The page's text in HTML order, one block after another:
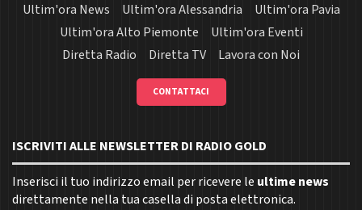
Ultim'ora News
Ultim'ora Alessandria
Ultim'ora Pavia
Ultim'ora Alto Piemonte
Ultim'ora Eventi
Diretta Radio
Diretta TV Lavora con Noi
CONTATTACI
ISCRIVITI ALLE NEWSLETTER DI RADIO GOLD
Inserisci il tuo indirizzo email per ricevere le ultime news
direttamente nella tua casella di posta elettronica.